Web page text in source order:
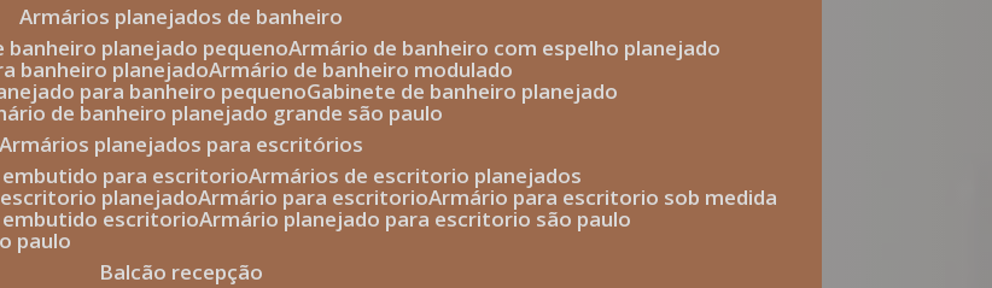
armários planejados de banheiro
banheiro planejado pequeno armário de banheiro com espelho planejado
banheiro planejado armário de banheiro modulado
para banheiro pequeno gabinete de banheiro planejado
de banheiro planejado grande são paulo
armários planejados para escritórios
embutido para escritorio armários de escritorio planejados
escritorio planejado armário para escritorio armário para escritorio sob medida
embutido escritorio armário planejado para escritorio são paulo
paulo
balcão recepção